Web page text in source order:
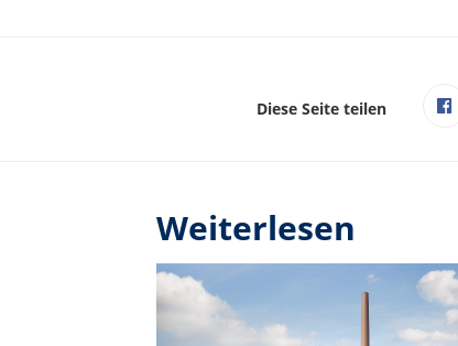
Diese Seite teilen
Weiterlesen